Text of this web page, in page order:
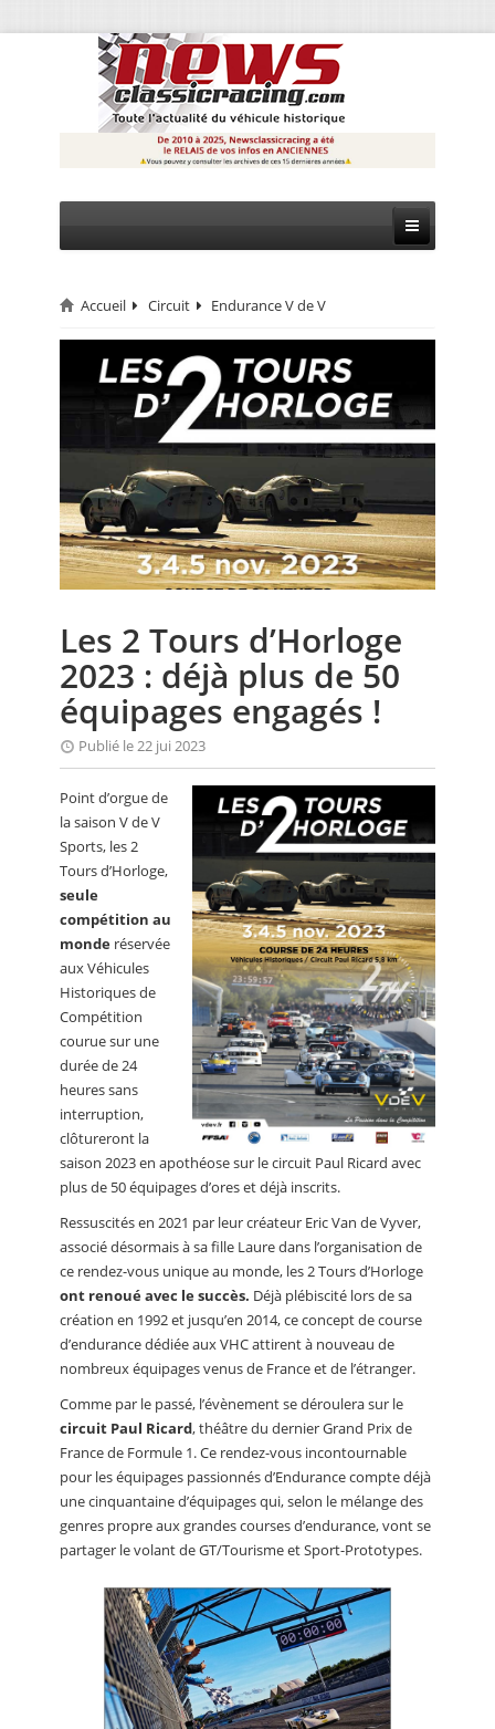
CIRCUIT
RALLYE
MONTAGNE
EVÈNEMENTS
CALENDRIER
FOCUS
ANNUAIRES
PETITES ANNONCES
Accueil Circuit Endurance V de V
Les 2 Tours d’Horloge
2023 : déjà plus de 50
équipages engagés !
Publié le 22 jui 2023
Point d’orgue de
la saison V de V
Sports, les 2
Tours d’Horloge,
seule
compétition au
monde réservée
aux Véhicules
Historiques de
Compétition
courue sur une
durée de 24
heures sans
interruption,
clôtureront la
saison 2023 en apothéose sur le circuit Paul Ricard avec
plus de 50 équipages d’ores et déjà inscrits.
Ressuscités en 2021 par leur créateur Eric Van de Vyver,
associé désormais à sa fille Laure dans l’organisation de
ce rendez-vous unique au monde, les 2 Tours d’Horloge
ont renoué avec le succès. Déjà plébiscité lors de sa
création en 1992 et jusqu’en 2014, ce concept de course
d’endurance dédiée aux VHC attirent à nouveau de
nombreux équipages venus de France et de l’étranger.
Comme par le passé, l’évènement se déroulera sur le
circuit Paul Ricard, théâtre du dernier Grand Prix de
France de Formule 1. Ce rendez-vous incontournable
pour les équipages passionnés d’Endurance compte déjà
une cinquantaine d’équipages qui, selon le mélange des
genres propre aux grandes courses d’endurance, vont se
partager le volant de GT/Tourisme et Sport-Prototypes.